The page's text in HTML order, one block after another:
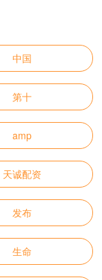
中国
第十
amp
天诚配资
发布
生命